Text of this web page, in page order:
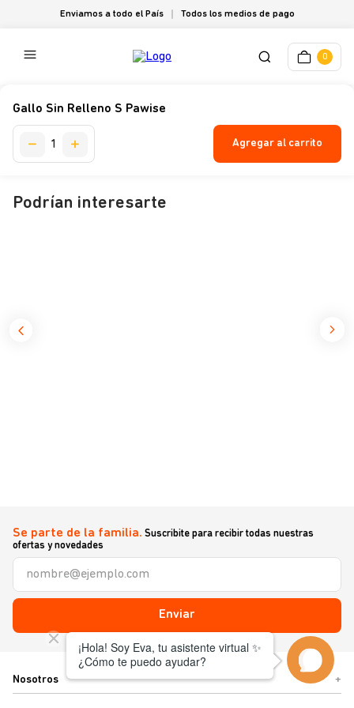
Enviamos a todo el País Todos los medios de pago
0
Gallo Sin Relleno S Pawise
Agregar al carrito
Podrían interesarte
Se parte de la familia. Suscribite para recibir todas nuestras
ofertas y novedades
Enviar
Nosotros +